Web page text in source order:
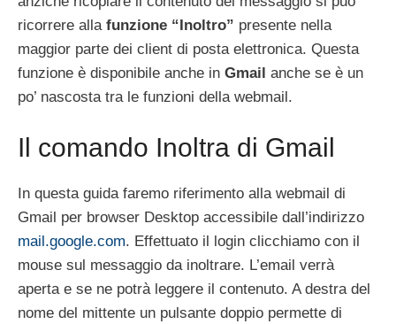
ricorrere alla funzione “Inoltro” presente nella
maggior parte dei client di posta elettronica. Questa
funzione è disponibile anche in Gmail anche se è un
po’ nascosta tra le funzioni della webmail.
Il comando Inoltra di Gmail
In questa guida faremo riferimento alla webmail di
Gmail per browser Desktop accessibile dall’indirizzo
mail.google.com. Effettuato il login clicchiamo con il
mouse sul messaggio da inoltrare. L’email verrà
aperta e se ne potrà leggere il contenuto. A destra del
nome del mittente un pulsante doppio permette di